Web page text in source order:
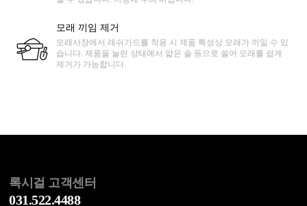
모래 끼임 제거
모래사장에서 래쉬가드를 착용 시 제품 특성상 모래가 끼일 수 있
습니다. 제품을 늘린 상태에서 얇은 솔 등으로 쓸어 모래를 쉽게
제거가 가능합니다.
록시걸 고객센터
031.522.4488